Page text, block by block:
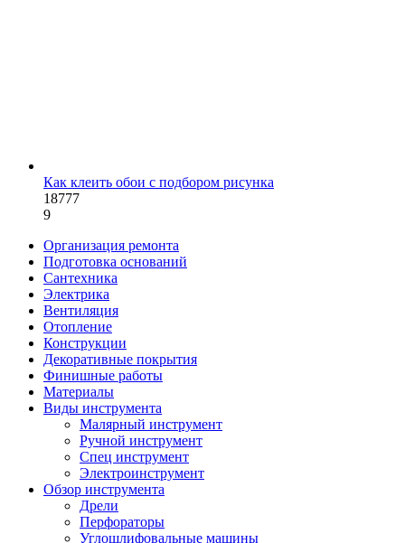
Как клеить обои с подбором рисунка
18777
9
Организация ремонта
Подготовка оснований
Сантехника
Электрика
Вентиляция
Отопление
Конструкции
Декоративные покрытия
Финишные работы
Материалы
Виды инструмента
Малярный инструмент
Ручной инструмент
Спец инструмент
Электроинструмент
Обзор инструмента
Дрели
Перфораторы
Углошлифовальные машины